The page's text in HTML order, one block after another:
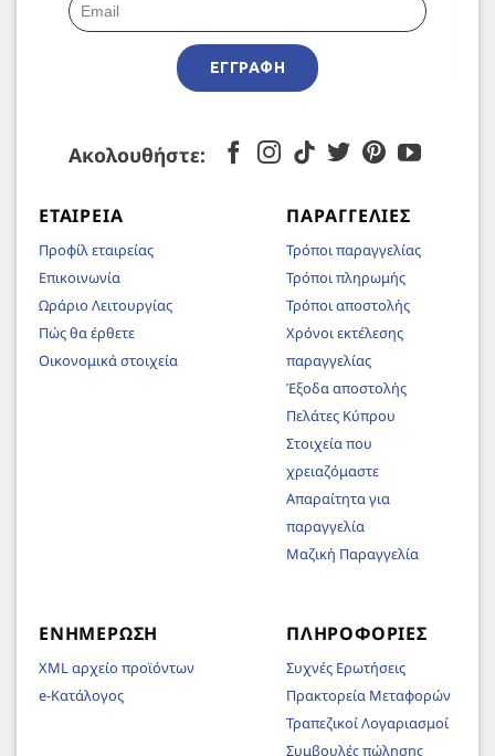
ΕΓΓΡΑΦΉ
Ακολουθήστε:
ΕΤΑΙΡΕΊΑ
Προφίλ εταιρείας
Επικοινωνία
Ωράριο Λειτουργίας
Πώς θα έρθετε
Οικονομικά στοιχεία
ΠΑΡΑΓΓΕΛΊΕΣ
Τρόποι παραγγελίας
Τρόποι πληρωμής
Τρόποι αποστολής
Χρόνοι εκτέλεσης
παραγγελίας
Έξοδα αποστολής
Πελάτες Κύπρου
Στοιχεία που
χρειαζόμαστε
Απαραίτητα για
παραγγελία
Μαζική Παραγγελία
ΕΝΗΜΈΡΩΣΗ
XML αρχείο προϊόντων
e-Κατάλογος
ΠΛΗΡΟΦΟΡΊΕΣ
Συχνές Ερωτήσεις
Πρακτορεία Μεταφορών
Τραπεζικοί Λογαριασμοί
Συμβουλές πώλησης